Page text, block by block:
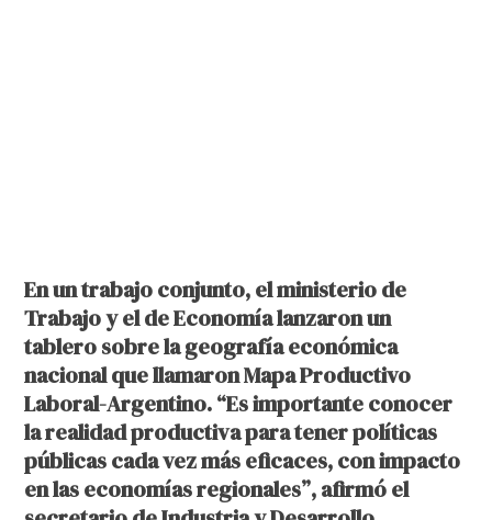
En un trabajo conjunto, el ministerio de
Trabajo y el de Economía lanzaron un
tablero sobre la geografía económica
nacional que llamaron Mapa Productivo
Laboral-Argentino. “Es importante conocer
la realidad productiva para tener políticas
públicas cada vez más eficaces, con impacto
en laseconomías regionales”, afirmó el